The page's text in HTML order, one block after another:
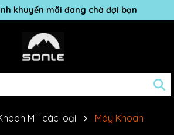
khuyến mãi đang chờ đợi bạn
MT các loại
Máy Khoan